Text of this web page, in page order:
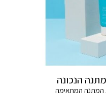
הנכונה
המתנה המתאימה